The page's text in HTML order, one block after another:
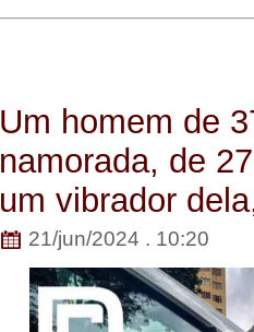
Um homem de
namorada, de
um vibrador
21/jun/2024 . 10:20